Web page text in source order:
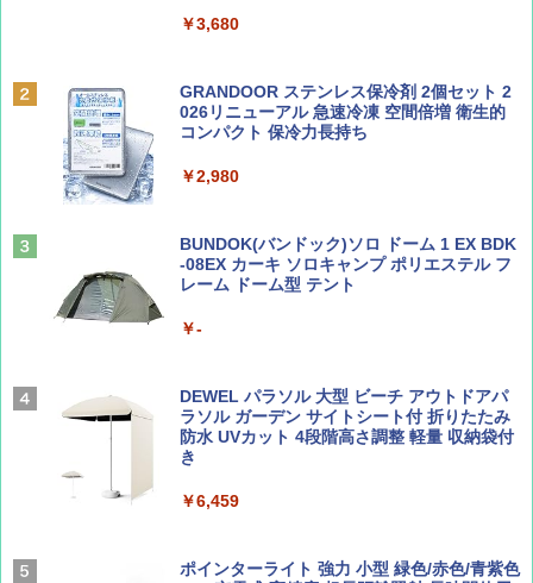
山と溪谷 2026年8月号「南アルプス大全」
￥1,540
Coyote No.89 特集 星野道夫 夢見る旅
￥1,540
AIRLINE（エアライン）2026年9月号【特
集】ボーイング110周年を祝して！
￥1,760
￥2,695
A09 地球の歩き方 イタリア 2026～2027 地
A26 地球の歩き方 チェコ ポーランド スロヴ
パ
新しい日本地理 地図・統計・移動から読み
解く (講談社現代新書)
￥1,540
PYKES PEAK (パイクスピーク) 着替えテン
ーチ ピクニック ポップアップテント 携帯 簡
易 トイレテント (グレー)
テント ワンタッチ RENEW 幅200 2-3人用 43
500002(88859)
広げるだけ パッとサッとテント ブラックコ
ーティング フルクローズ メッシュ 3-4人用
簡単設置 ポップアップテント エクルベージ
ュ(BC仕様) PATC-150B(EB)
￥9,990
[キャンパーズコレクション 山善] 傘みたいに
￥3,680
GRANDOOR ステンレス保冷剤 2個セット 2
026リニューアル 急速冷凍 空間倍増 衛生的
コンパクト 保冷力長持ち
￥2,980
BUNDOK(バンドック)ソロ ドーム 1 EX BDK
-08EX カーキ ソロキャンプ ポリエステル フ
レーム ドーム型 テント
￥-
DEWEL パラソル 大型 ビーチ アウトドアパ
ラソル ガーデン サイトシート付 折りたたみ
防水 UVカット 4段階高さ調整 軽量 収納袋付
き
￥6,459
ポインターライト 強力 小型 緑色/赤色/青紫色